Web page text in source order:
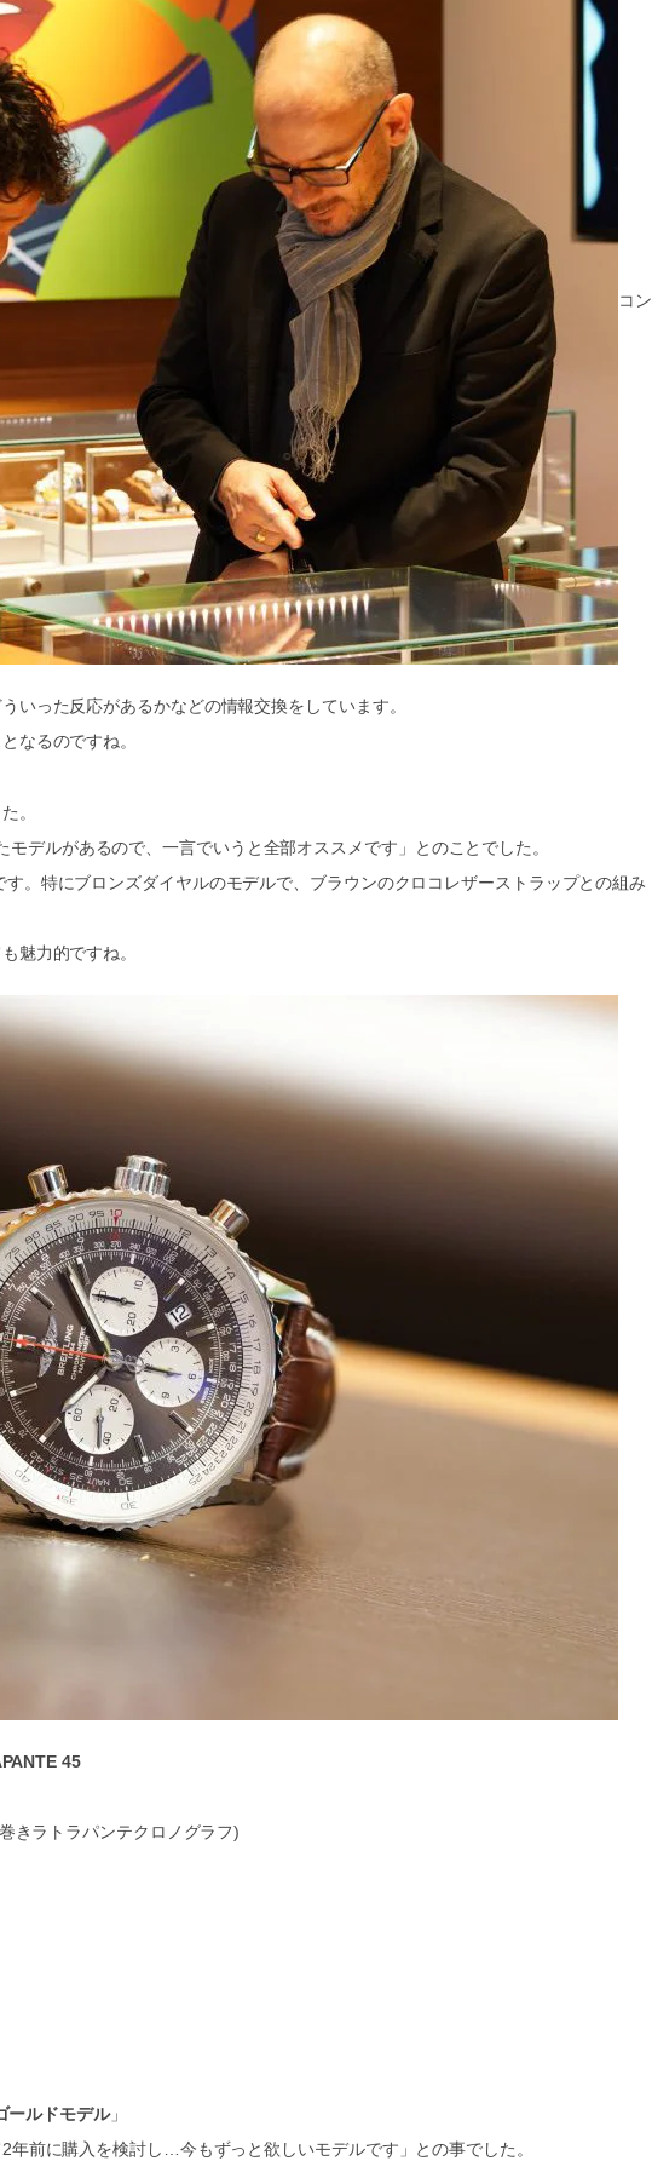
コン
いった反応があるかなどの情報交換をしています。
なるのですね。
。
デルがあるので、一言でいうと全部オススメです」とのことでした。
す。特にブロンズダイヤルのモデルで、ブラウンのクロコレザーストラップとの組み
魅力的ですね。
45
きラトラパンテクロノグラフ)
ールドモデル」
年前に購入を検討し…今もずっと欲しいモデルです」との事でした。